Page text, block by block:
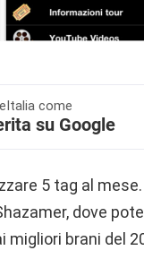
come
su Google
5 tag al mese.
dove
brani del